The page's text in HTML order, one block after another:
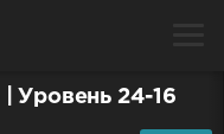
| Уровень 24-16